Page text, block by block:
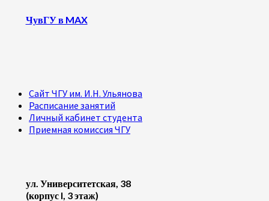
ЧувГУ в MAX
Сайт ЧГУ им. И.Н. Ульянова
Расписание занятий
Личный кабинет студента
Приемная комиссия ЧГУ
ул. Университетская, 38
(корпус I, 3 этаж)